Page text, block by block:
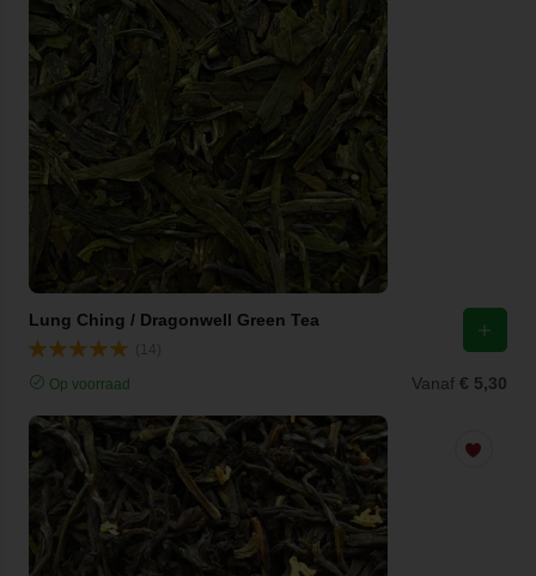
Lung Ching / Dragonwell Green Tea
Op voorraad Vanaf € 5,30